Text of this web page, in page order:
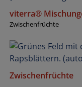
viterra®
Zwischenfrüchte
Zwischenfrüchte